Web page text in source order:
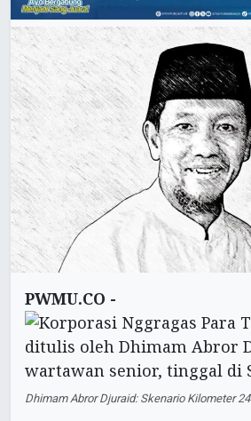
PWMU.CO -
Dhimam Abror Djuraid: Skenario Kilometer 24